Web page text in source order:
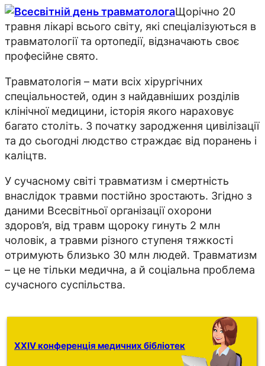
Щорічно 20
травня лікарі всього світу, які спеціалізуються в
травматології та ортопедії, відзначають своє
професійне свято.
Травматологія – мати всіх хірургічних
спеціальностей, один з найдавніших розділів
клінічної медицини, історія якого нараховує
багато століть. З початку зародження цивілізації
та до сьогодні людство страждає від поранень і
каліцтв.
У сучасному світі травматизм і смертність
внаслідок травми постійно зростають. Згідно з
даними Всесвітньої організації охорони
здоров’я, від травм щороку гинуть 2 млн
чоловік, а травми різного ступеня тяжкості
отримують близько 30 млн людей. Травматизм
– це не тільки медична, а й соціальна проблема
сучасного суспільства.
XXIV конференція медичних бібліотек